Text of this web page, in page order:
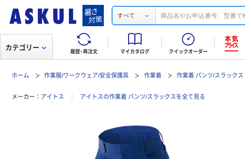
すべて
履歴・再注文 マイカタログ クイックオーダー
カテゴリー
ホーム 作業服/ワークウェア/安全保護具 作業着 作業着 パンツ/スラックス
メーカー アイトス アイトスの作業着 パンツ/スラックスを全て見る